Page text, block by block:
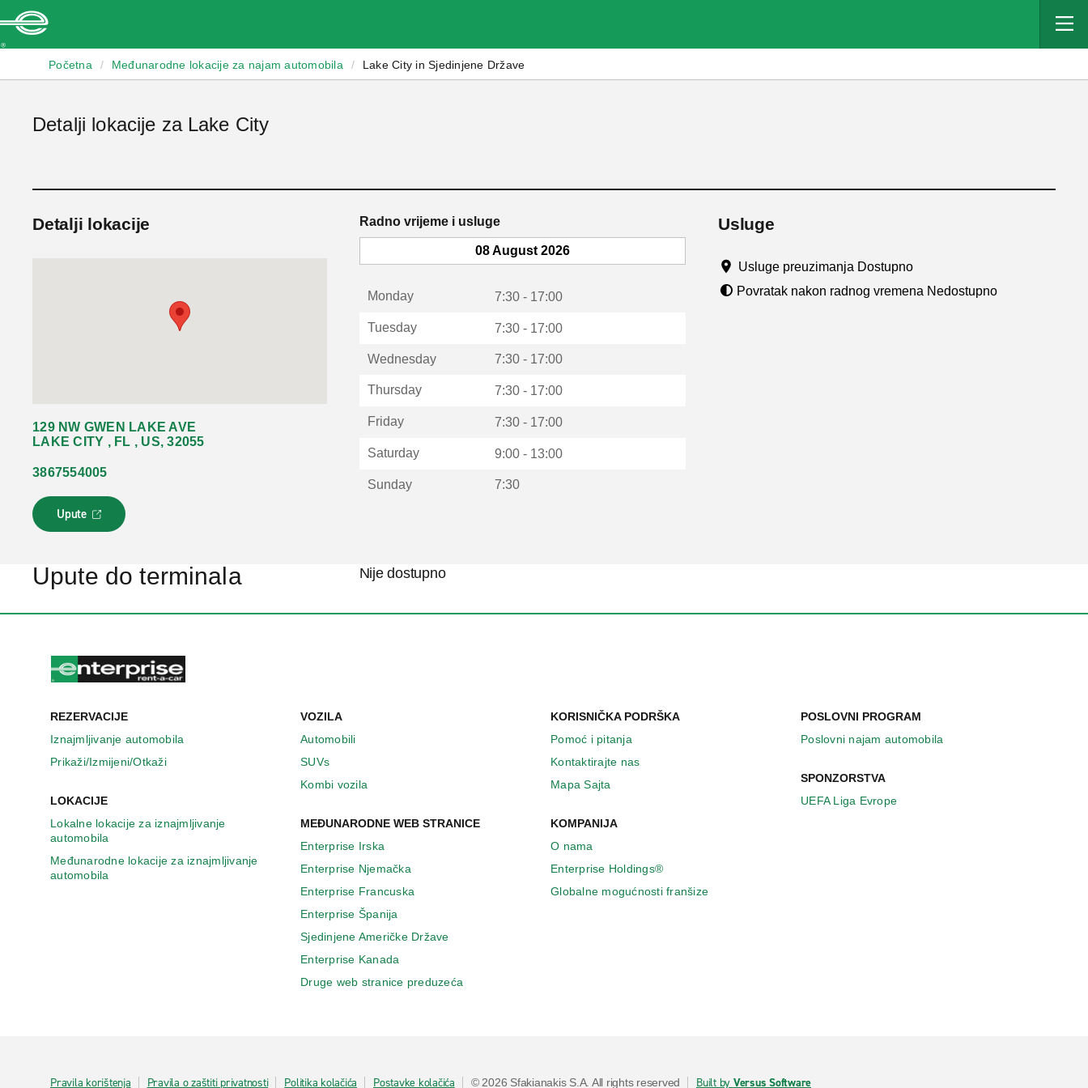
Početna / Međunarodne lokacije za najam automobila / Lake City in Sjedinjene Države
Detalji lokacije za Lake City
Detalji lokacije
129 NW GWEN LAKE AVE
LAKE CITY , FL , US, 32055
3867554005
Upute
L
i
s
o
a
r
u
o
v
m
p
r
o
z
o
Radno vrijeme i usluge
08 August 2026
Monday 7:30 - 17:00
Tuesday 7:30 - 17:00
Wednesday 7:30 - 17:00
Thursday 7:30 - 17:00
Friday 7:30 - 17:00
Saturday 9:00 - 13:00
Sunday 7:30
Usluge
Usluge preuzimanja Dostupno
Povratak nakon radnog vremena Nedostupno
Upute do terminala Nije dostupno
REZERVACIJE
Iznajmljivanje automobila
Prikaži/Izmijeni/Otkaži
LOKACIJE
Lokalne lokacije za iznajmljivanje
automobila
Međunarodne lokacije za iznajmljivanje
automobila
VOZILA
Automobili
SUVs
Kombi vozila
MEĐUNARODNE WEB STRANICE
Enterprise Irska
Enterprise Njemačka
Enterprise Francuska
Enterprise Španija
Sjedinjene Američke Države
Enterprise Κanada
Druge web stranice preduzeća
KORISNIČKA PODRŠKA
Pomoć i pitanja
Kontaktirajte nas
Mapa Sajta
KOMPANIJA
O nama
Enterprise Holdings®
Globalne mogućnosti franšize
POSLOVNI PROGRAM
Poslovni najam automobila
SPONZORSTVA
UEFA Liga Evrope
Pravila korištenja Pravila o zaštiti privatnosti Politika kolačića Postavke kolačića © 2026 Sfakianakis S.A. All rights reserved Built by Versus Software